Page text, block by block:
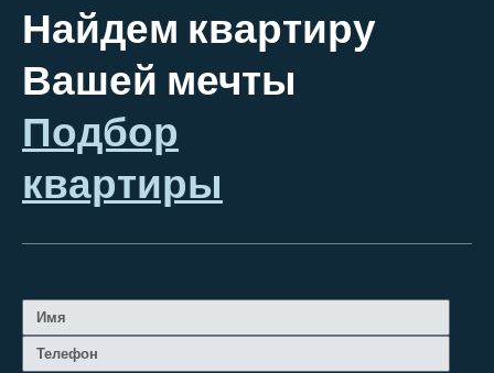
Найдем квартиру
Вашей мечты
Подбор
квартиры